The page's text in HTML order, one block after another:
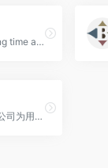
Stop wasting time and speed up your development workflow
微云是腾讯公司为用户精心打造的一项智能云服务, 您可以通过微云方便地在手机和电脑之间同步文件、推送照片和传输数据。